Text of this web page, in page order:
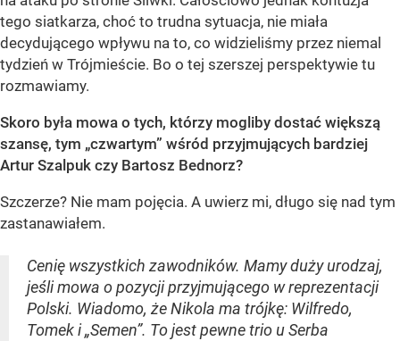
tego siatkarza, choć to trudna sytuacja, nie miała
decydującego wpływu na to, co widzieliśmy przez niemal
tydzień w Trójmieście. Bo o tej szerszej perspektywie tu
rozmawiamy.
Skoro była mowa o tych, którzy mogliby dostać większą
szansę, tym „czwartym” wśród przyjmujących bardziej
Artur Szalpuk czy Bartosz Bednorz?
Szczerze? Nie mam pojęcia. A uwierz mi, długo się nad tym
zastanawiałem.
Cenię wszystkich zawodników. Mamy duży urodzaj,
jeśli mowa o pozycji przyjmującego w reprezentacji
Polski. Wiadomo, że Nikola ma trójkę: Wilfredo,
Tomek i „Semen”. To jest pewne trio u Serba